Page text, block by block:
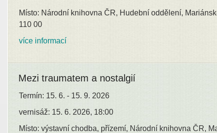
Místo: Národní knihovna ČR, Hudební oddělení,
110 00
více informací
Mezi traumatem a nostalgií
Termín: 15. 6. - 15. 9. 2026
vernisáž: 15. 6. 2026, 18:00
Místo: výstavní chodba, přízemí, Národní knihovna ČR,